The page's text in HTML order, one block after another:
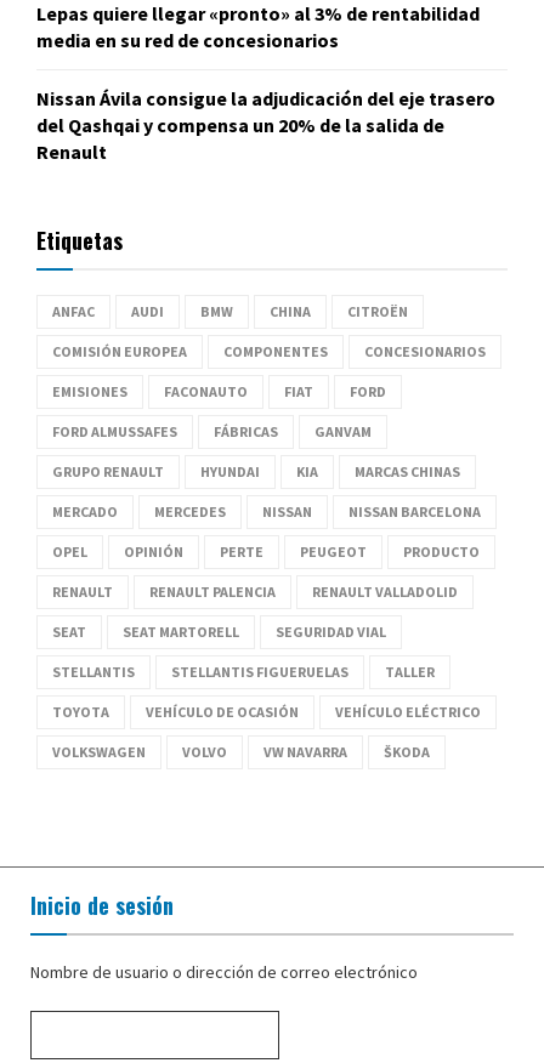
Lepas quiere llegar «pronto» al 3% de rentabilidad
media en su red de concesionarios
Nissan Ávila consigue la adjudicación del eje trasero
del Qashqai y compensa un 20% de la salida de
Renault
Etiquetas
ANFAC AUDI BMW CHINA CITROËN
COMISIÓN EUROPEA COMPONENTES CONCESIONARIOS
EMISIONES FACONAUTO FIAT FORD
FORD ALMUSSAFES FÁBRICAS GANVAM
GRUPO RENAULT HYUNDAI KIA MARCAS CHINAS
MERCADO MERCEDES NISSAN NISSAN BARCELONA
OPEL OPINIÓN PERTE PEUGEOT PRODUCTO
RENAULT RENAULT PALENCIA RENAULT VALLADOLID
SEAT SEAT MARTORELL SEGURIDAD VIAL
STELLANTIS STELLANTIS FIGUERUELAS TALLER
TOYOTA VEHÍCULO DE OCASIÓN VEHÍCULO ELÉCTRICO
VOLKSWAGEN VOLVO VW NAVARRA ŠKODA
Inicio de sesión
Nombre de usuario o dirección de correo electrónico